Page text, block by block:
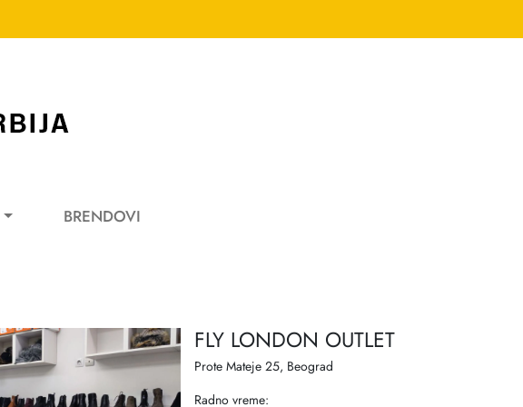
BRENDOVI
FLY LONDON OUTLET
Prote Mateje 25, Beograd
Radno vreme: